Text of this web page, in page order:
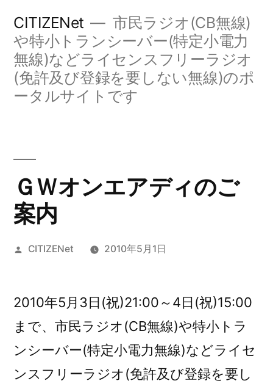
CITIZENet
市民ラジオ(CB無線)
や特小トランシーバー(特定小電力
無線)などライセンスフリーラジオ
(免許及び登録を要しない無線)のポ
ータルサイトです
ＧＷオンエアディのご
案内
投
CITIZENet 2010年5月1日
2010年5月3日(祝)21:00～4日(祝)15:00
まで、市民ラジオ(CB無線)や特小トラ
ンシーバー(特定小電力無線)などライセ
ンスフリーラジオ(免許及び登録を要し